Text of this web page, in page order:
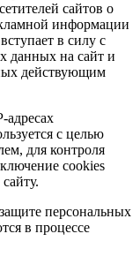
сайтов о
информации
в силу с
данных на сайт и
действующим
адресах
с целью
для контроля
cookies
персональных
в процессе